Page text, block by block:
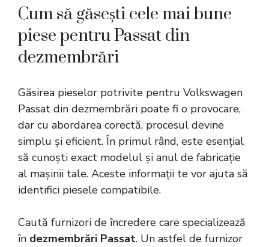
Cum să găsești cele mai bune
piese pentru Passat din
dezmembrări
Găsirea pieselor potrivite pentru Volkswagen
Passat din dezmembrări poate fi o provocare,
dar cu abordarea corectă, procesul devine
simplu și eficient. În primul rând, este esențial
să cunoști exact modelul și anul de fabricație
al mașinii tale. Aceste informații te vor ajuta să
identifici piesele compatibile.
Caută furnizori de încredere care specializează
în dezmembrări Passat. Un astfel de furnizor